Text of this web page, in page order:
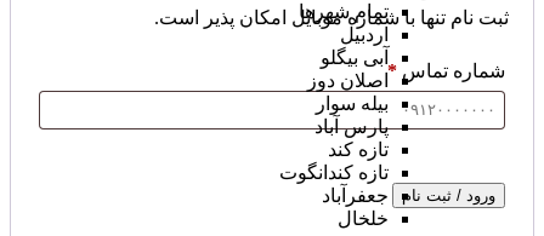
ثبت نام تنها با شماره موبایل امکان پذیر است.
شماره تماس *
ورود / ثبت نام
تمام شهر‌ها
اردبیل
آبی بیگلو
اصلان دوز
بیله سوار
پارس آباد
تازه کند
تازه کندانگوت
جعفرآباد
خلخال